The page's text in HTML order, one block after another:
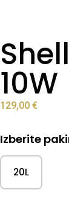
10W
129,00 €
Izberite
20L